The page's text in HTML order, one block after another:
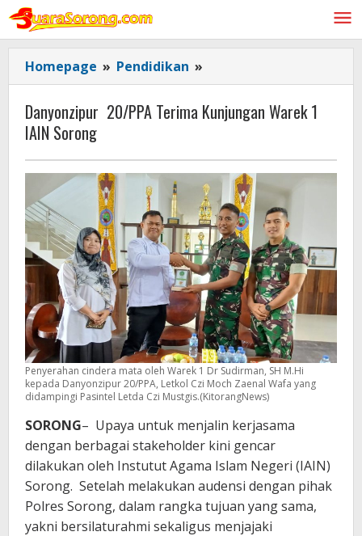
Lewati
konten
Homepage » Pendidikan »
20/PPA
Terima
Kunjungan
1
IAIN
Sorong
Danyonzipur 20/PPA Terima Kunjungan Warek 1
IAIN Sorong
Penyerahan cindera mata oleh Warek 1 Dr Sudirman, SH M.Hi
kepada Danyonzipur 20/PPA, Letkol Czi Moch Zaenal Wafa yang
didampingi Pasintel Letda Czi Mustgis.(KitorangNews)
SORONG– Upaya untuk menjalin kerjasama
dengan berbagai stakeholder kini gencar
dilakukan oleh Instutut Agama Islam Negeri (IAIN)
Sorong. Setelah melakukan audensi dengan pihak
Polres Sorong, dalam rangka tujuan yang sama,
yakni bersilaturahmi sekaligus menjajaki